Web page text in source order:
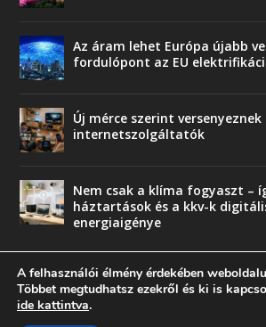
Az áram lehet Európa újabb
fordulópont az EU
Új mérce szerint versenyeznek
internetszolgáltatók
Nem csak a klíma fogyaszt –
háztartások és a kkv-k
energiaigénye
A felhasználói élmény érdekében
Többet megtudhatsz ezekről és ki is
ide kattintva.